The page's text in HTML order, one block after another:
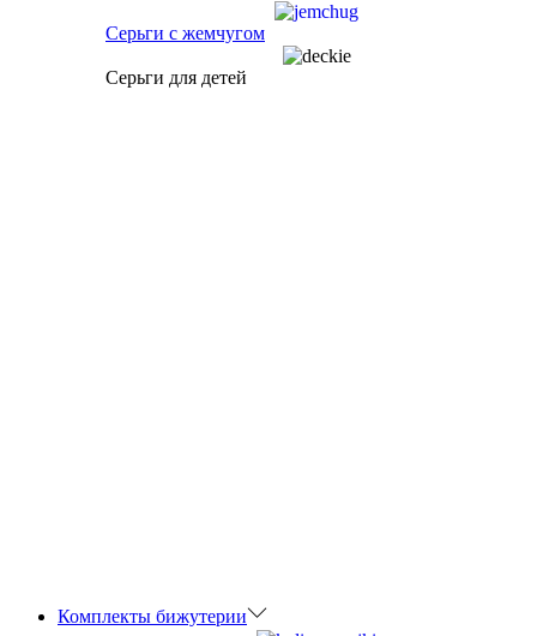
Серьги с жемчугом
Серьги для детей
Комплекты бижутерии